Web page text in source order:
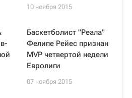
10 ноября 2015
Баскетболист "Реала"
Фелипе Рейес признан
MVP четвертой недели
Евролиги
07 ноября 2015